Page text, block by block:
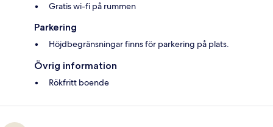
Gratis wi-fi på rummen
Parkering
Höjdbegränsningar finns för parkering på plats.
Övrig information
Rökfritt boende